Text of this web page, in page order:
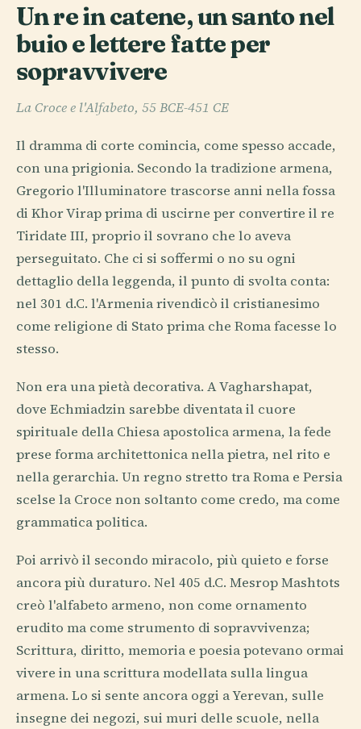
Un re in catene, un santo nel
buio e lettere fatte per
sopravvivere
La Croce e l'Alfabeto, 55 BCE-451 CE
Il dramma di corte comincia, come spesso accade,
con una prigionia. Secondo la tradizione armena,
Gregorio l'Illuminatore trascorse anni nella fossa
di Khor Virap prima di uscirne per convertire il re
Tiridate III, proprio il sovrano che lo aveva
perseguitato. Che ci si soffermi o no su ogni
dettaglio della leggenda, il punto di svolta conta:
nel 301 d.C. l'Armenia rivendicò il cristianesimo
come religione di Stato prima che Roma facesse lo
stesso.
Non era una pietà decorativa. A Vagharshapat,
dove Echmiadzin sarebbe diventata il cuore
spirituale della Chiesa apostolica armena, la fede
prese forma architettonica nella pietra, nel rito e
nella gerarchia. Un regno stretto tra Roma e Persia
scelse la Croce non soltanto come credo, ma come
grammatica politica.
Poi arrivò il secondo miracolo, più quieto e forse
ancora più duraturo. Nel 405 d.C. Mesrop Mashtots
creò l'alfabeto armeno, non come ornamento
erudito ma come strumento di sopravvivenza;
Scrittura, diritto, memoria e poesia potevano ormai
vivere in una scrittura modellata sulla lingua
armena. Lo si sente ancora oggi a Yerevan, sulle
insegne dei negozi, sui muri delle scuole, nella